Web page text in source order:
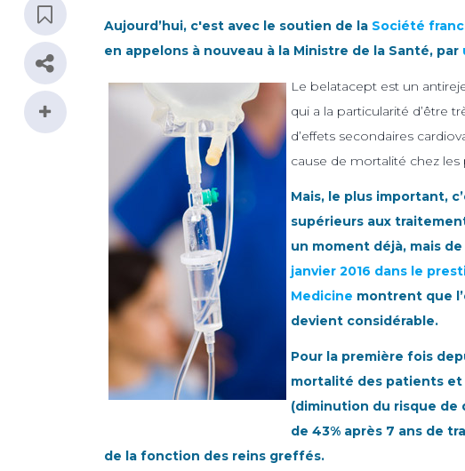
Aujourd’hui, c'est avec le soutien de la Société
en appelons à nouveau à la Ministre de la Santé, par
Le belatacept est un
qui a la particularité d’être
d’effets secondaires
cause de mortalité chez les
Mais, le plus important,
supérieurs aux
un moment déjà, mais de
janvier 2016 dans le
Medicine montrent que
devient considérable.
Pour la première fois
mortalité des patients
(diminution du risque de
de 43% après 7 ans de
de la fonction des reins greffés.